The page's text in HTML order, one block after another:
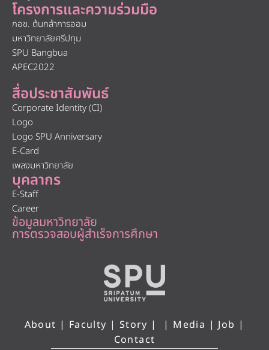
โครงการและความร่วมมือ
กอช. ต้นกล้าการออม
มหาวิทยาลัยศรีปทุม
SPU Bangbua
APEC2022
สื่อประชาสัมพันธ์
Corporate Identity (CI)
Logo
Logo SPU Anniversary
E-Card
เพลงมหาวิทยาลัย
บุคลากร
E-Staff
Career
ข้อมูลมหาวิทยาลัย
การตรวจสอบผู้สำเร็จการศึกษา
About | Faculty | Story | | Media | Job |
Contact